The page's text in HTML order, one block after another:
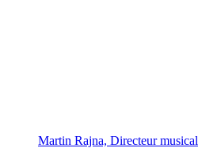
Martin Rajna, Directeur musical